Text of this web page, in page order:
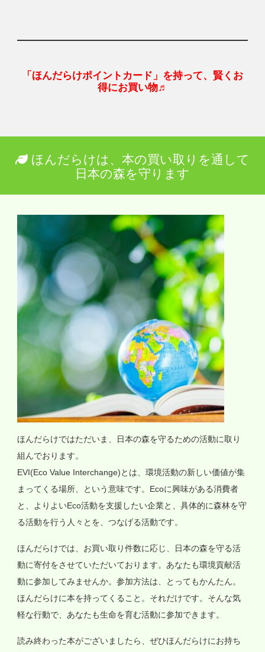
「ほんだらけポイントカード」を持って、賢くお
得にお買い物♬
ほんだらけは、本の買い取りを通して
日本の森を守ります
ほんだらけではただいま、日本の森を守るための活動に取り
組んでおります。
EVI(Eco Value Interchange)とは、環境活動の新しい価値が集
まってくる場所、という意味です。Ecoに興味がある消費者
と、よりよいEco活動を支援したい企業と、具体的に森林を守
る活動を行う人々とを、つなげる活動です。
ほんだらけでは、お買い取り件数に応じ、日本の森を守る活
動に寄付をさせていただいております。あなたも環境貢献活
動に参加してみませんか。参加方法は、とってもかんたん。
ほんだらけに本を持ってくること。それだけです。そんな気
軽な行動で、あなたも生命を育む活動に参加できます。
読み終わった本がございましたら、ぜひほんだらけにお持ち